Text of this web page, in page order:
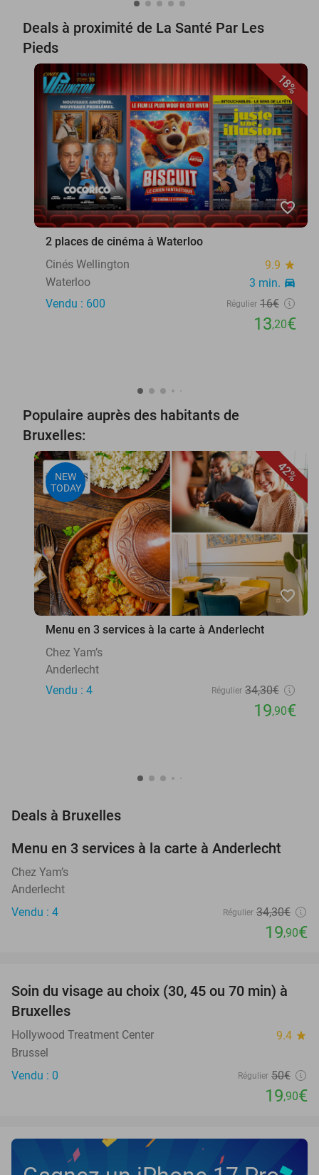
Deals à proximité de La Santé Par Les
Pieds
18%
favorite_border
2 places de cinéma à Waterloo
Cinés Wellington
9.9 star
Waterloo 3 min. directions_car
Vendu : 600 Régulier 16€
13,20€
Populaire auprès des habitants de
Bruxelles:
42%
NEW
TODAY
favorite_border
Menu en 3 services à la carte à Anderlecht
Chez Yam’s
Anderlecht
Vendu : 4
Régulier 34,30€
19,90€
Deals à Bruxelles
42%
TODAY
Menu en 3 services à la carte à Anderlecht
Chez Yam’s
Anderlecht
Vendu : 4
Régulier 34,30€
19,90€
60%
TODAY
Soin du visage au choix (30, 45 ou 70 min) à
Bruxelles
Hollywood Treatment Center 9.4 star
Brussel
Vendu : 0
Régulier 50€
19,90€